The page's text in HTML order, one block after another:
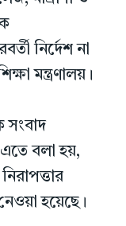
নির্দেশ না
মন্ত্রণালয়।
সংবাদ
এতে বলা হয়,
হয়েছে।